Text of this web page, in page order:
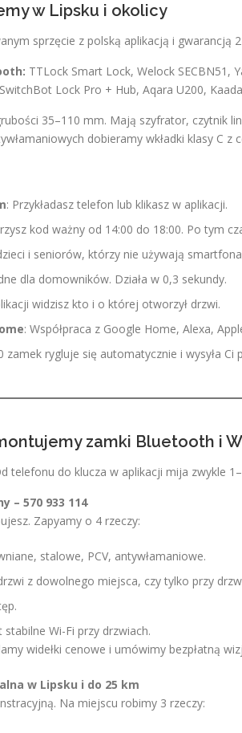
w Lipsku i okolicy
sprzęcie z polską aplikacją i gwarancją
TTLock Smart Lock, Welock SECBN51,
SwitchBot Lock Pro + Hub, Aqara U200,
35–110 mm. Mają szyfrator, czytnik
dobieramy wkładki klasy C z
: Przykładasz telefon lub klikasz w aplikacji.
kod ważny od 14:00 do 18:00. Po tym
i seniorów, którzy nie używają
dla domowników. Działa w 0,3 sekundy.
widzisz kto i o której otworzył drzwi.
: Współpraca z Google Home, Alexa,
zamek rygluje się automatycznie i wysyła Ci
zamki Bluetooth i
telefonu do klucza w aplikacji mija zwykle
– 570 933 114
Zapyamy o 4 rzeczy:
stalowe, PCV, antywłamaniowe.
z dowolnego miejsca, czy tylko przy
Wi-Fi przy drzwiach.
widełki cenowe i umówimy bezpłatną
w Lipsku i do 25 km
Na miejscu robimy 3 rzeczy: